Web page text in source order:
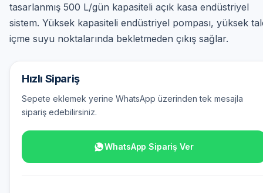
tasarlanmış 500 L/gün kapasiteli açık kasa endüstriyel
sistem. Yüksek kapasiteli endüstriyel pompası, yüksek
içme suyu noktalarında bekletmeden çıkış sağlar.
Hızlı Sipariş
Sepete eklemek yerine WhatsApp üzerinden tek mesajla
sipariş edebilirsiniz.
WhatsApp Sipariş Ver